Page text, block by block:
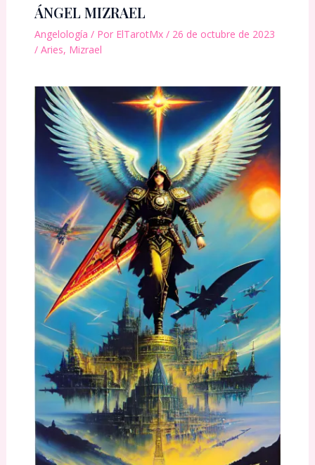
ÁNGEL MIZRAEL
Angelología / Por ElTarotMx / 26 de octubre de 2023
/ Aries, Mizrael